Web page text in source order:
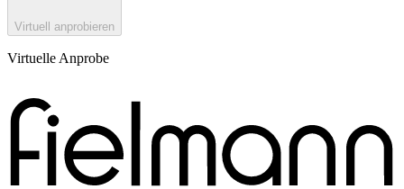
Virtuell anprobieren
Virtuelle Anprobe